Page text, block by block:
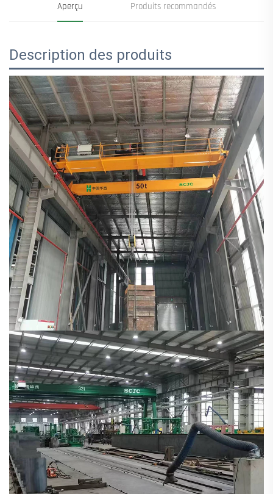
Aperçu Produits recommandés
Description des produits